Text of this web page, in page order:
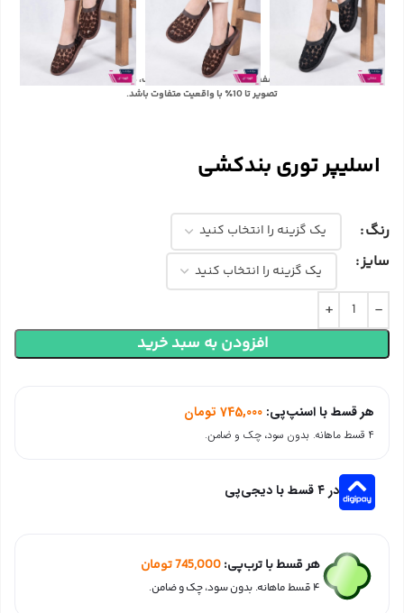
با توجه به تفاوت رنگ‌ها در صفحه نمایش دستگاه‌های مختلف، ممکن است رنگ محصولات در
تصویر تا 10٪ با واقعیت متفاوت باشد.
اسلیپر توری بندکشی
رنگ
سایز
افزودن به سبد خرید
هر قسط با اسنپ‌پی: 745,000 تومان
۴ قسط ماهانه. بدون سود، چک و ضامن.
در ۴ قسط با دیجی‌پی
هر قسط با ترب‌پی:745,000تومان
۴ قسط ماهانه. بدون سود، چک و ضامن.